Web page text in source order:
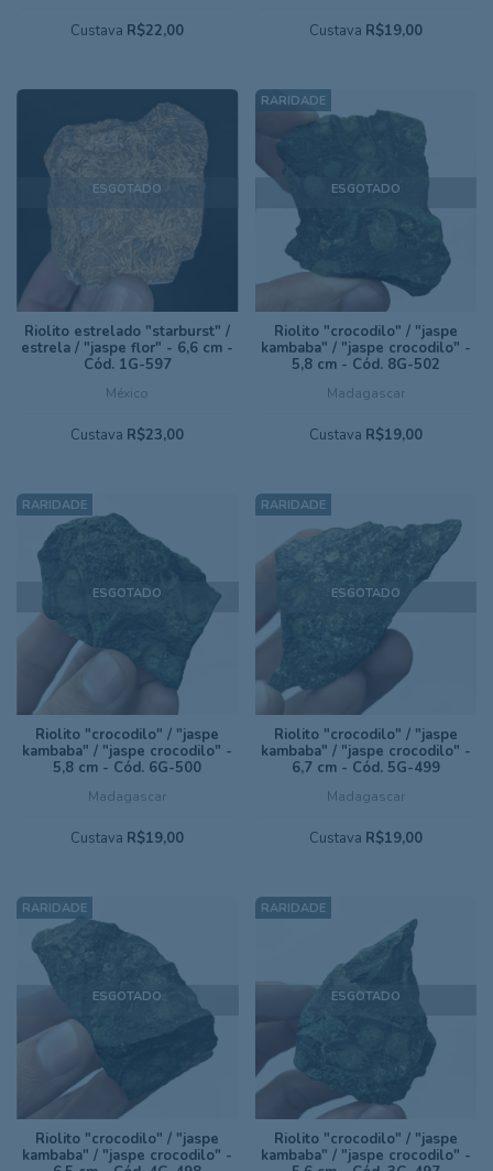
Custava R$22,00 Custava R$19,00
ESGOTADO
México
Riolito estrelado "starburst" /
estrela / "jaspe flor" - 6,6 cm -
Cód. 1G-597
Custava R$23,00
ESGOTADO
Madagascar
Riolito "crocodilo" / "jaspe
kambaba" / "jaspe crocodilo" -
5,8 cm - Cód. 8G-502
Custava R$19,00
ESGOTADO
Madagascar
Riolito "crocodilo" / "jaspe
kambaba" / "jaspe crocodilo" -
5,8 cm - Cód. 6G-500
Custava R$19,00
ESGOTADO
Madagascar
Riolito "crocodilo" / "jaspe
kambaba" / "jaspe crocodilo" -
6,7 cm - Cód. 5G-499
Custava R$19,00
ESGOTADO
Riolito "crocodilo" / "jaspe
kambaba" / "jaspe crocodilo" -
ESGOTADO
Riolito "crocodilo" / "jaspe
kambaba" / "jaspe crocodilo" -